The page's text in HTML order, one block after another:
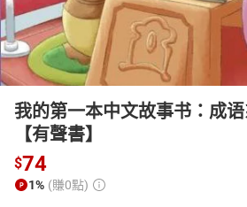
我的第一本中文故事书：成
【有聲書】
$74
1% (賺0點)